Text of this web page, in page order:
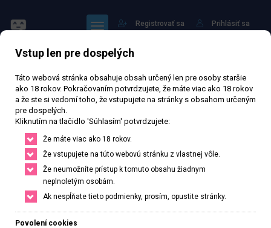
Prihlásiť sa
Registrovať sa
Nela
59 454 zhlédnutí Ověřený inzerát Aktivní 210 dní
35 rokov 165cm 69kg Veľkosť C
České Budějovice, Jihočeský kraj, Česká republika
+420 778497098
Vstup len pre dospelých
Táto webová stránka obsahuje obsah určený len pre osoby staršie
ako 18 rokov. Pokračovaním potvrdzujete, že máte viac ako 18 rokov
a že ste si vedomí toho, že vstupujete na stránky s obsahom určeným
pre dospelých.
Kliknutím na tlačidlo 'Súhlasím' potvrdzujete:
Že máte viac ako 18 rokov.
Že vstupujete na túto webovú stránku z vlastnej vôle.
Že neumožníte prístup k tomuto obsahu žiadnym
neplnoletým osobám.
Ak nespĺňate tieto podmienky, prosím, opustite stránky.
Povolení cookies